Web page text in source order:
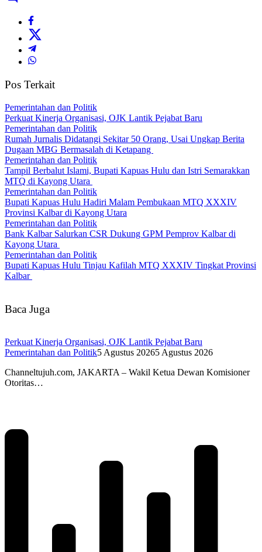
Pos Terkait
Pemerintahan dan Politik
Perkuat Kinerja Organisasi, OJK Lantik Pejabat Baru
Pemerintahan dan Politik
Rumah Jurnalis Didatangi Sekitar 50 Orang, Usai Ungkap Berita
Dugaan MBG Bermasalah di Ketapang
Pemerintahan dan Politik
Tampil Berbalut Islami, Bupati Kapuas Hulu dan Istri Semarakkan
MTQ di Kayong Utara
Pemerintahan dan Politik
Bupati Kapuas Hulu Hadiri Malam Pembukaan MTQ XXXIV
Provinsi Kalbar di Kayong Utara
Pemerintahan dan Politik
Bank Kalbar Salurkan CSR Dukung GPM Pemprov Kalbar di
Kayong Utara
Pemerintahan dan Politik
Bupati Kapuas Hulu Tinjau Kafilah MTQ XXXIV Tingkat Provinsi
Kalbar
Baca Juga
Perkuat Kinerja Organisasi, OJK Lantik Pejabat Baru
Pemerintahan dan Politik5 Agustus 20265 Agustus 2026
Channeltujuh.com, JAKARTA – Wakil Ketua Dewan Komisioner
Otoritas…